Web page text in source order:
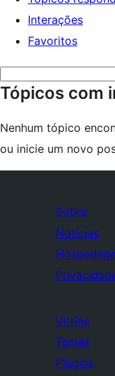
Interações
Favoritos
tópicos:
Tópicos com
Nenhum tópico
ou inicie um novo
Sobre
Notícias
Vitrine
Temas
Plugins